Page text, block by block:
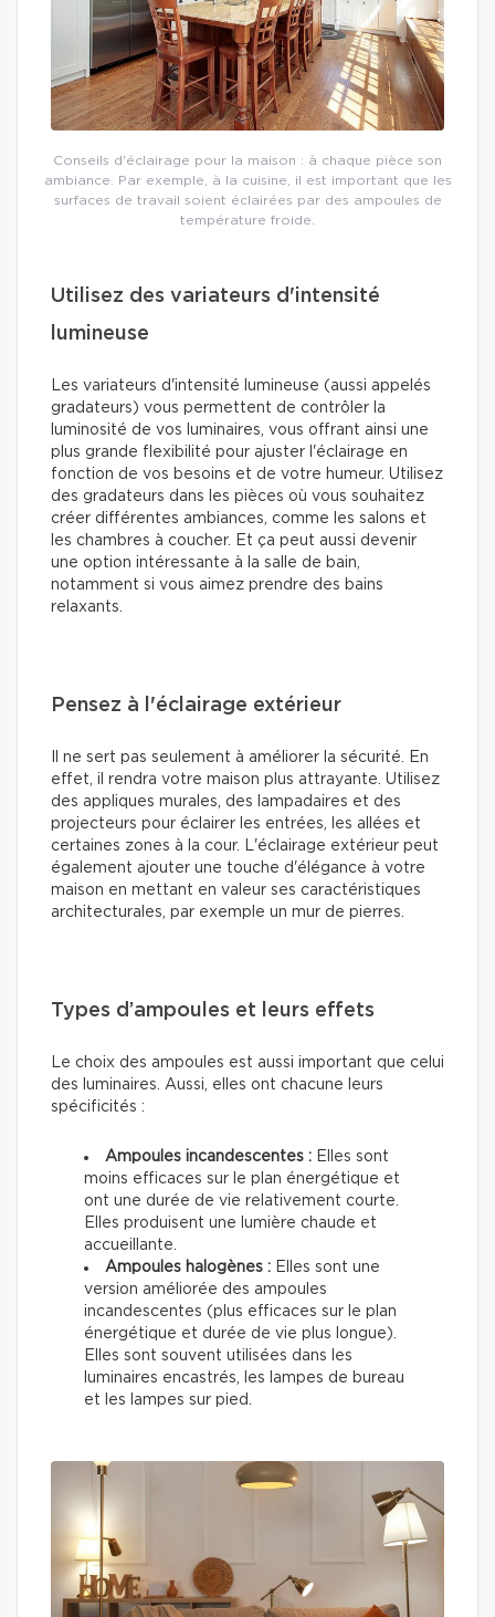
Conseils d'éclairage pour la maison : à chaque pièce son
ambiance. Par exemple, à la cuisine, il est important que les
surfaces de travail soient éclairées par des ampoules de
température froide.
Utilisez des variateurs d'intensité
lumineuse
Les variateurs d'intensité lumineuse (aussi appelés
gradateurs) vous permettent de contrôler la
luminosité de vos luminaires, vous offrant ainsi une
plus grande flexibilité pour ajuster l'éclairage en
fonction de vos besoins et de votre humeur. Utilisez
des gradateurs dans les pièces où vous souhaitez
créer différentes ambiances, comme les salons et
les chambres à coucher. Et ça peut aussi devenir
une option intéressante à la salle de bain,
notamment si vous aimez prendre des bains
relaxants.
Pensez à l'éclairage extérieur
Il ne sert pas seulement à améliorer la sécurité. En
effet, il rendra votre maison plus attrayante. Utilisez
des appliques murales, des lampadaires et des
projecteurs pour éclairer les entrées, les allées et
certaines zones à la cour. L'éclairage extérieur peut
également ajouter une touche d'élégance à votre
maison en mettant en valeur ses caractéristiques
architecturales, par exemple un mur de pierres.
Types d’ampoules et leurs effets
Le choix des ampoules est aussi important que celui
des luminaires. Aussi, elles ont chacune leurs
spécificités :
Ampoules incandescentes : Elles sont
moins efficaces sur le plan énergétique et
ont une durée de vie relativement courte.
Elles produisent une lumière chaude et
accueillante.
Ampoules halogènes : Elles sont une
version améliorée des ampoules
incandescentes (plus efficaces sur le plan
énergétique et durée de vie plus longue).
Elles sont souvent utilisées dans les
luminaires encastrés, les lampes de bureau
et les lampes sur pied.